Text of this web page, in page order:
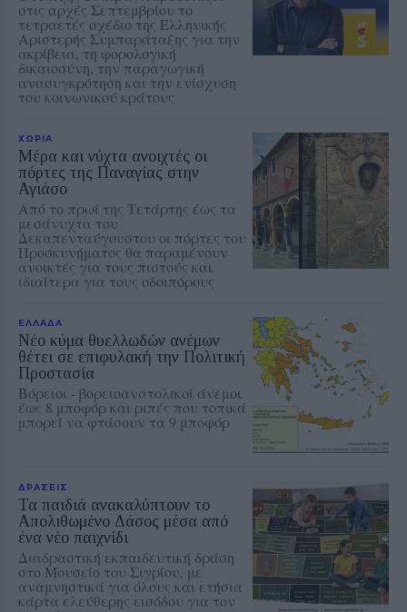
στις αρχές Σεπτεμβρίου το
τετραετές σχέδιο της Ελληνικής
Αριστερής Συμπαράταξης για την
ακρίβεια, τη φορολογική
δικαιοσύνη, την παραγωγική
ανασυγκρότηση και την ενίσχυση
του κοινωνικού κράτους
ΧΩΡΙΑ
Μέρα και νύχτα ανοιχτές οι
πόρτες της Παναγίας στην
Αγιάσο
Από το πρωί της Τετάρτης έως τα
μεσάνυχτα του
Δεκαπενταύγουστου οι πόρτες του
Προσκυνήματος θα παραμένουν
ανοικτές για τους πιστούς και
ιδιαίτερα για τους οδοιπόρους
ΕΛΛΑΔΑ
Νέο κύμα θυελλωδών ανέμων
θέτει σε επιφυλακή την Πολιτική
Προστασία
Βόρειοι - βορειοανατολικοί άνεμοι
έως 8 μποφόρ και ριπές που τοπικά
μπορεί να φτάσουν τα 9 μποφόρ
ΔΡΑΣΕΙΣ
Τα παιδιά ανακαλύπτουν το
Απολιθωμένο Δάσος μέσα από
ένα νέο παιχνίδι
Διαδραστική εκπαιδευτική δράση
στο Μουσείο του Σιγρίου, με
αναμνηστικά για όλους και ετήσια
κάρτα ελεύθερης εισόδου για τον